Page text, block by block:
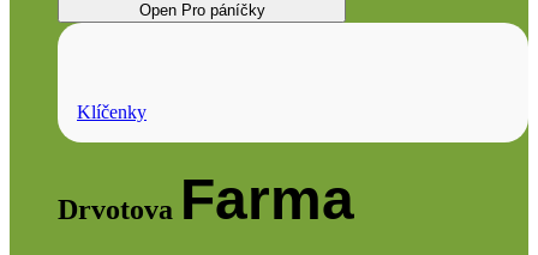
Open Pro páníčky
Klíčenky
Drvotova Farma